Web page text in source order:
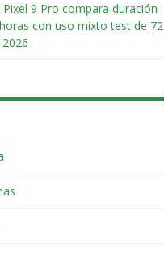
9 Pro compara duración
con uso mixto test de 72